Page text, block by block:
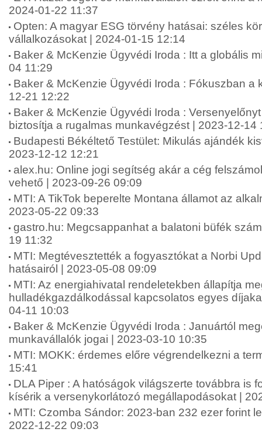
2024-01-22 11:37
Opten: A magyar ESG törvény hatásai: széles
vállalkozásokat | 2024-01-15 12:14
Baker & McKenzie Ügyvédi Iroda : Itt a globális
04 11:29
Baker & McKenzie Ügyvédi Iroda : Fókuszban a
12-21 12:22
Baker & McKenzie Ügyvédi Iroda :
biztosítja a rugalmas munkavégzést | 2023-12-14
Budapesti Békéltető Testület: Mikulás ajándék
2023-12-12 12:21
alex.hu: Online jogi segítség akár a cég
vehető | 2023-09-26 09:09
MTI: A TikTok beperelte Montana államot az
2023-05-22 09:33
gastro.hu: Megcsappanhat a balatoni büfék
19 11:32
MTI: Megtévesztették a fogyasztókat a Norbi
hatásairól | 2023-05-08 09:09
MTI: Az energiahivatal rendeletekben állapítja
hulladékgazdálkodással kapcsolatos egyes
04-11 10:03
Baker & McKenzie Ügyvédi Iroda : Januártól
munkavállalók jogai | 2023-03-10 10:35
MTI: MOKK: érdemes előre végrendelkezni a
15:41
DLA Piper : A hatóságok világszerte továbbra is
kísérik a versenykorlátozó megállapodásokat |
MTI: Czomba Sándor: 2023-ban 232 ezer forint
2022-12-22 09:03